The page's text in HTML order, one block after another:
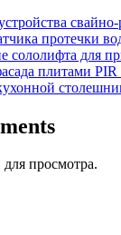
протечки
сололифта для
плитами
просмотра.